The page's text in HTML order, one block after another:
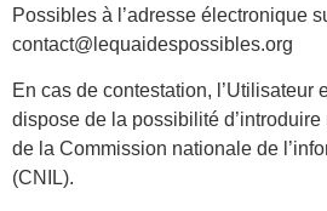
Possibles à l’adresse électronique
contact@lequaidespossibles.org
En cas de contestation, l’Utilisateur
dispose de la possibilité
de la Commission nationale de
(CNIL).